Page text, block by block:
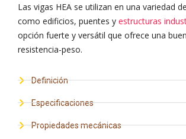
Las vigas HEA se utilizan en una variedad
como edificios, puentes y estructuras
opción fuerte y versátil que ofrece una
resistencia-peso.
Definición
Especificaciones
Propiedades mecánicas